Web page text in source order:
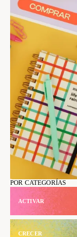
POR CATEGORÍAS
ACTIVAR
CRECER